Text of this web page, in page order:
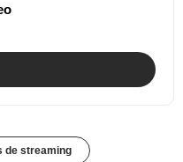
de streaming